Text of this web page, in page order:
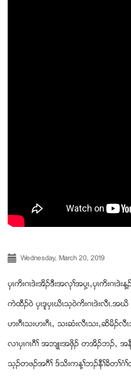
Wednesday, March 20, 2019
ပွၚကိးဂၚဒဲးအိဥဒီးအလုႈအပွ႔ၚယပွၚကိးဂၚဒဲးန
ကဲထီဥ၀ဲ ပွၚဒူပွၚဃိၚသ့၀ဲကိးဂၚဒဲးလီၚ.အ
ဟးဂီၚသးဟးဂီၚယ သးဆံးလီၚသးယဆိမိ
လ႕ပွၚဂၚဂီႈ အဘ်ဳးအဖွိဥ တအိဥဘဥယ အ
သ့ဥတဖဥအဂီႈ ဒ္သိးကန႔ႈဘဥနီႈခိတႈဂံ